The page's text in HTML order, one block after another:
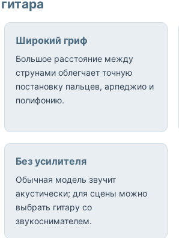
Широкий гриф
Большое расстояние между
струнами облегчает точную
постановку пальцев, арпеджио и
полифонию.
Без усилителя
Обычная модель звучит
акустически; для сцены можно
выбрать гитару со
звукоснимателем.